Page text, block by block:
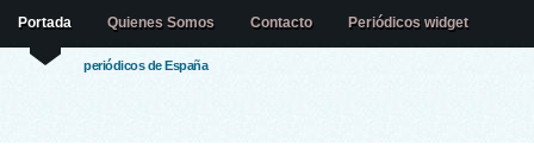
periódicos de España
Portada Quienes Somos Contacto Periódicos widget